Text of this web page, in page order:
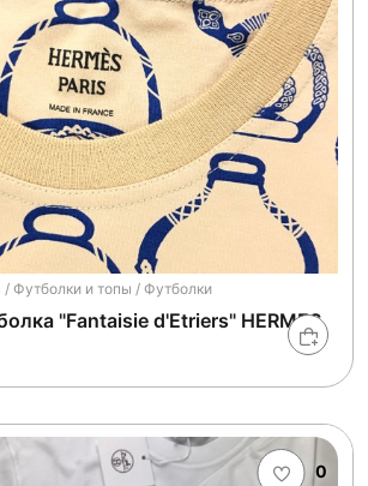
Футболки и топы / Футболки
"Fantaisie d'Etriers" HERMES
0